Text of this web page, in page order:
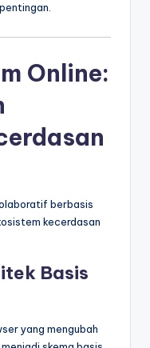
Online:
berbasis
kecerdasan
Basis
yang mengubah